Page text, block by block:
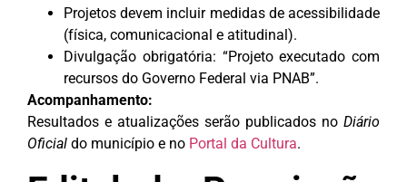
Projetos devem incluir medidas de acessibilidade
(física, comunicacional e atitudinal).
Divulgação obrigatória: “Projeto executado com
recursos do Governo Federal via PNAB”.
Acompanhamento:
Resultados e atualizações serão publicados no Diário
Oficial do município e no Portal da Cultura.